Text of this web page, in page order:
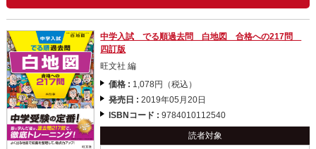
中学入試 でる順過去問 白地図 合格への217問
四訂版
旺文社 編
価格 : 1,078円（税込）
発売日 :2019年05月20日
ISBNコード :9784010112540
読者対象